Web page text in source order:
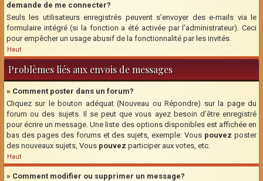
demande de me connecter?
Seuls les utilisateurs enregistrés peuvent s’envoyer des e-mails via le
formulaire intégré (si la fonction a été activée par l’administrateur). Ceci
pour empêcher un usage abusif de la fonctionnalité par les invités.
Haut
Problèmes liés aux envois de messages
» Comment poster dans un forum?
Cliquez sur le bouton adéquat (Nouveau ou Répondre) sur la page du
forum ou des sujets. Il se peut que vous ayez besoin d’être enregistré
pour écrire un message. Une liste des options disponibles est affichée en
bas des pages des forums et des sujets, exemple: Vous pouvez poster
des nouveaux sujets, Vous pouvez participer aux votes, etc.
Haut
» Comment modifier ou supprimer un message?